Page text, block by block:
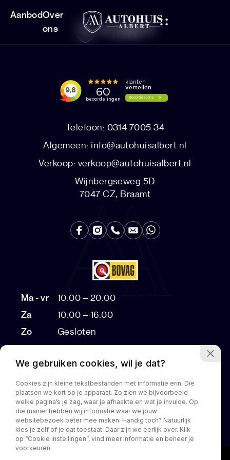
AanbodOver
ons
Telefoon: 0314 7005 34
Algemeen: info@autohuisalbert.nl
Verkoop: verkoop@autohuisalbert.nl
Wijnbergseweg 5D
7047 CZ, Braamt
Ma - vr
10:00 – 20:00
Za
10:00 – 16:00
Zo
Gesloten
Bezichtigingen na 17:00 op afspraak
HomeAanbodDienstenOver onsCustomization
Contact
We gebruiken cookies, wil je dat?
Cookies zijn kleine tekstbestanden met informatie erin. Die
plaatsen we kort op je apparaat. Zo zien we bijvoorbeeld
welke pagina’s je zag, waar je afhaakte en wat je invulde. Op
die manier hebben wij informatie waar we jouw
websitebezoek beter mee maken. Handig toch? Natuurlijk
kies je zelf of je dat toestaat. Daar zijn we eerlijk over. Klik
op “Cookie instellingen”, vind meer informatie en beheer je
voorkeuren.